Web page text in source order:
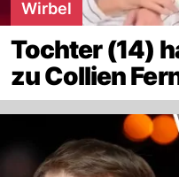
Wirbel
Tochter (14)
zu Collien